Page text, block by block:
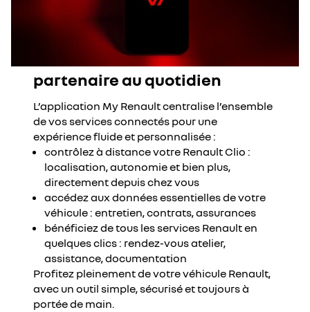
partenaire au quotidien
L’application My Renault centralise l’ensemble
de vos services connectés pour une
expérience fluide et personnalisée :
contrôlez à distance votre Renault Clio :
localisation, autonomie et bien plus,
directement depuis chez vous
accédez aux données essentielles de votre
véhicule : entretien, contrats, assurances
bénéficiez de tous les services Renault en
quelques clics : rendez-vous atelier,
assistance, documentation
Profitez pleinement de votre véhicule Renault,
avec un outil simple, sécurisé et toujours à
portée de main.